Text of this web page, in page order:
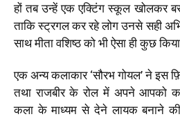
हों तब उन्हें एक एक्टिंग स्कूल खोलकर
ताकि स्ट्रगल कर रहे लोग उनसे सही
साथ मीता वशिष्ठ को भी ऐसा ही कुछ
एक अन्य कलाकार ‘सौरभ गोयल’ ने इस
तथा राजबीर के रोल में अपने आपको
कला के माध्यम से देने लायक बनाने